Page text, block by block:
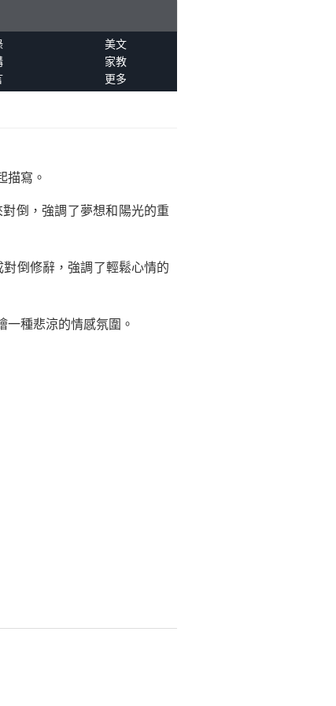
美文
家教
更多
描寫。
倒，強調了夢想和陽光的重
對倒修辭，強調了輕鬆心情的
一種悲涼的情感氛圍。